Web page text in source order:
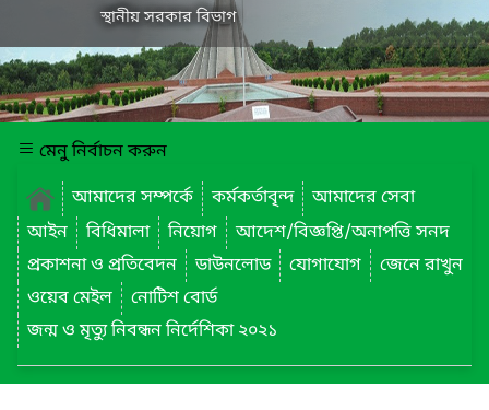
স্থানীয় সরকার বিভাগ
মেনু নির্বাচন করুন
আমাদের সম্পর্কে
কর্মকর্তাবৃন্দ
আমাদের সেবা
আইন
বিধিমালা নিয়োগ
আদেশ/বিজ্ঞপ্তি/অনাপত্তি সনদ
প্রকাশনা ও প্রতিবেদন
ডাউনলোড যোগাযোগ
জেনে রাখুন
ওয়েব মেইল
নোটিশ বোর্ড
জন্ম ও মৃত্যু নিবন্ধন নির্দেশিকা ২০২১